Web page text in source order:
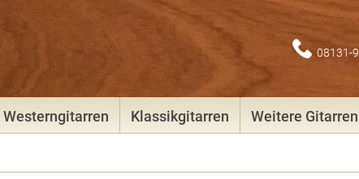
08131-
Westerngitarren Klassikgitarren Weitere Gitarren